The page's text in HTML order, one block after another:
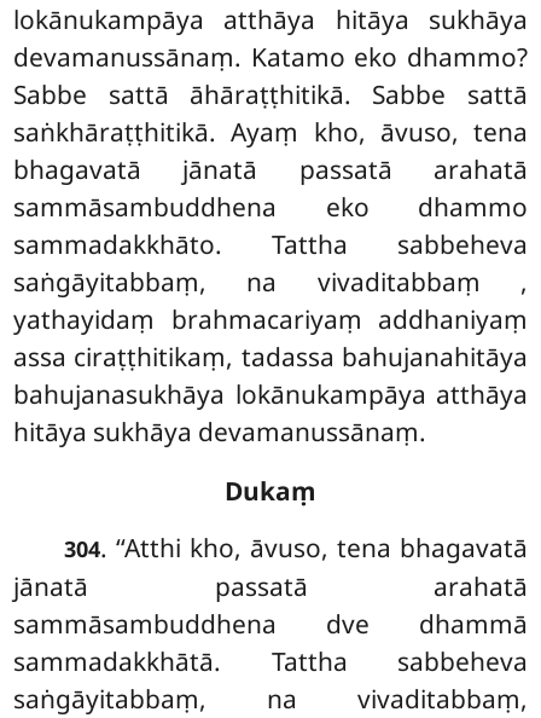
lokānukampāya atthāya hitāya sukhāya
devamanussānaṃ. Katamo eko dhammo?
Sabbe sattā āhāraṭṭhitikā. Sabbe sattā
saṅkhāraṭṭhitikā. Ayaṃ kho, āvuso, tena
bhagavatā jānatā passatā arahatā
sammāsambuddhena eko dhammo
sammadakkhāto. Tattha sabbeheva
saṅgāyitabbaṃ, na vivaditabbaṃ ,
yathayidaṃ brahmacariyaṃ addhaniyaṃ
assa ciraṭṭhitikaṃ, tadassa bahujanahitāya
bahujanasukhāya lokānukampāya atthāya
hitāya sukhāya devamanussānaṃ.
Dukaṃ
304. ‘‘Atthi kho, āvuso, tena bhagavatā
jānatā passatā arahatā
sammāsambuddhena dve dhammā
sammadakkhātā. Tattha sabbeheva
saṅgāyitabbaṃ, na vivaditabbaṃ,